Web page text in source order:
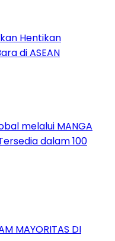
Hentikan
di ASEAN
melalui MANGA
dalam 100
MAYORITAS DI